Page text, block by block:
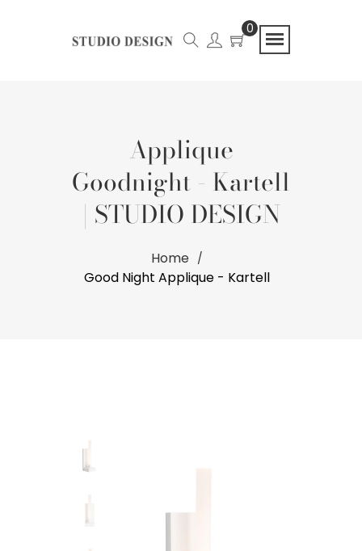
0
Applique
Goodnight - Kartell
| STUDIO DESIGN
Home
Good Night Applique - Kartell